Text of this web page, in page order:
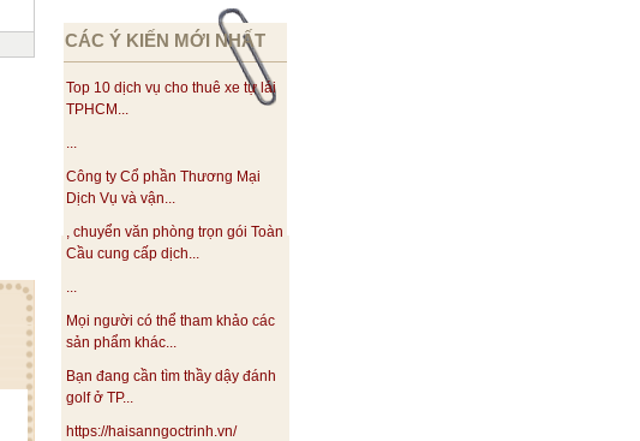
CÁC Ý KIẾN MỚI NHẤT
Top 10 dịch vụ cho thuê xe tự lái
TPHCM...
Công ty Cổ phần Thương Mại
Dịch Vụ và vận...
, chuyển văn phòng trọn gói Toàn
Cầu cung cấp dịch...
Mọi người có thể tham khảo các
sản phẩm khác...
Bạn đang cần tìm thầy dậy đánh
golf ở TP...
https://haisanngoctrinh.vn/